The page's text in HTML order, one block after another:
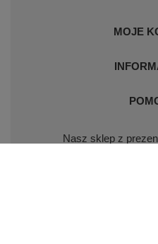
MOJE
Nasz sklep z